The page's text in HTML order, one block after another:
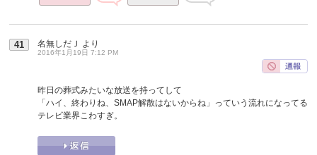
41 名無しだＪ より
2016年1月19日 7:12 PM
昨日の葬式みたいな放送を持ってして
「ハイ、終わりね、SMAP解散はないからね」っていう流れになってる
テレビ業界こわすぎ。